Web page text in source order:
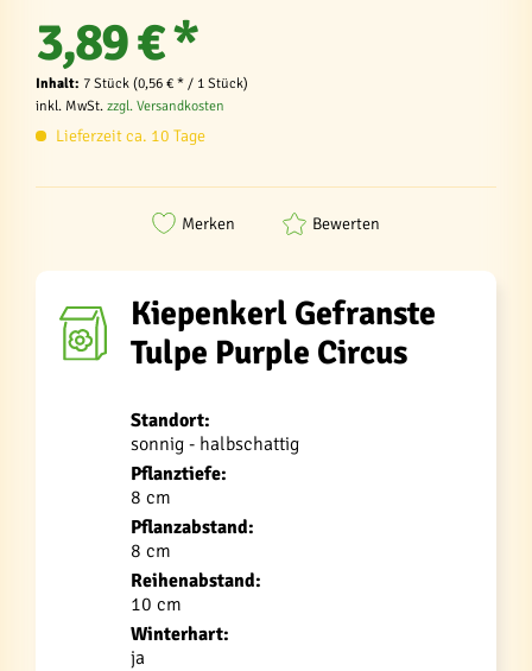
3,89 € *
Inhalt: 7 Stück (0,56 € * / 1 Stück)
inkl. MwSt. zzgl. Versandkosten
Lieferzeit ca. 10 Tage
Merken Bewerten
Kiepenkerl Gefranste
Tulpe Purple Circus
Standort:
sonnig - halbschattig
Pflanztiefe:
8 cm
Pflanzabstand:
8 cm
Reihenabstand:
10 cm
Winterhart:
ja